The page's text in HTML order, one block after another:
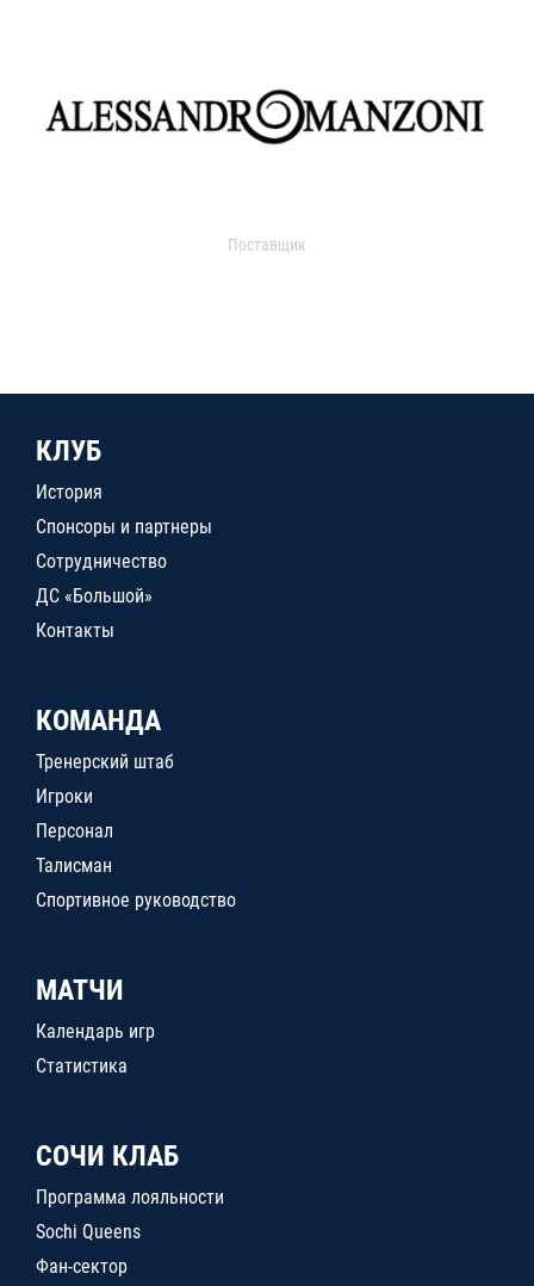
Поставщик
КЛУБ
История
Спонсоры и партнеры
Сотрудничество
ДС «Большой»
Контакты
КОМАНДА
Тренерский штаб
Игроки
Персонал
Талисман
Спортивное руководство
МАТЧИ
Календарь игр
Статистика
СОЧИ КЛАБ
Программа лояльности
Sochi Queens
Фан-сектор